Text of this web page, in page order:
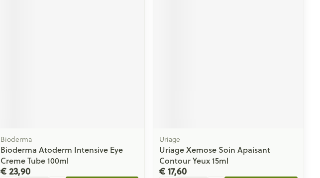
Bioderma
Bioderma Atoderm Intensive Eye
Creme Tube 100ml
€ 23,90
Uriage
Uriage Xemose Soin Apaisant
Contour Yeux 15ml
€ 17,60